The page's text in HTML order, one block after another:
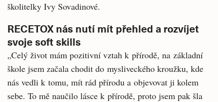
školitelky Ivy Sovadinové.
RECETOX nás nutí mít přehled a rozvíjet
svoje soft skills
„Celý život mám pozitivní vztah k přírodě, na základní
škole jsem začala chodit do mysliveckého kroužku, kde
nás vedli k tomu, mít rád přírodu a objevovat ji kolem
sebe. To mě naučilo lásce k přírodě, proto jsem pak šla